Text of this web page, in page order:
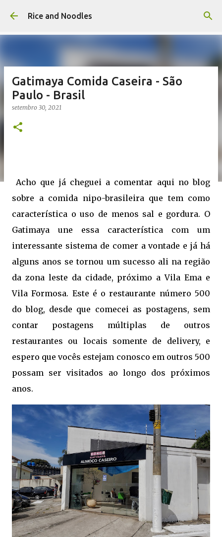
Pular para o conteúdo principal
Rice and Noodles
Gatimaya Comida Caseira - São
Paulo - Brasil
setembro 30, 2021
Acho que já cheguei a comentar aqui no blog
sobre a comida nipo-brasileira que tem como
característica o uso de menos sal e gordura. O
Gatimaya une essa característica com um
interessante sistema de comer a vontade e já há
alguns anos se tornou um sucesso ali na região
da zona leste da cidade, próximo a Vila Ema e
Vila Formosa. Este é o restaurante número 500
do blog, desde que comecei as postagens, sem
contar postagens múltiplas de outros
restaurantes ou locais somente de delivery, e
espero que vocês estejam conosco em outros 500
possam ser visitados ao longo dos próximos
anos.